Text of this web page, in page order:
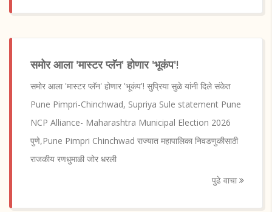
समोर आला 'मास्टर प्लॅन' होणार 'भूकंप'!
समोर आला 'मास्टर प्लॅन' होणार 'भूकंप'! सुप्रिया सुळे यांनी दिले संकेत
Pune Pimpri-Chinchwad, Supriya Sule statement Pune
NCP Alliance- Maharashtra Municipal Election 2026
पुणे,Pune Pimpri Chinchwad राज्यात महापालिका निवडणुकीसाठी
राजकीय रणधुमाळी जोर धरली
पुढे वाचा